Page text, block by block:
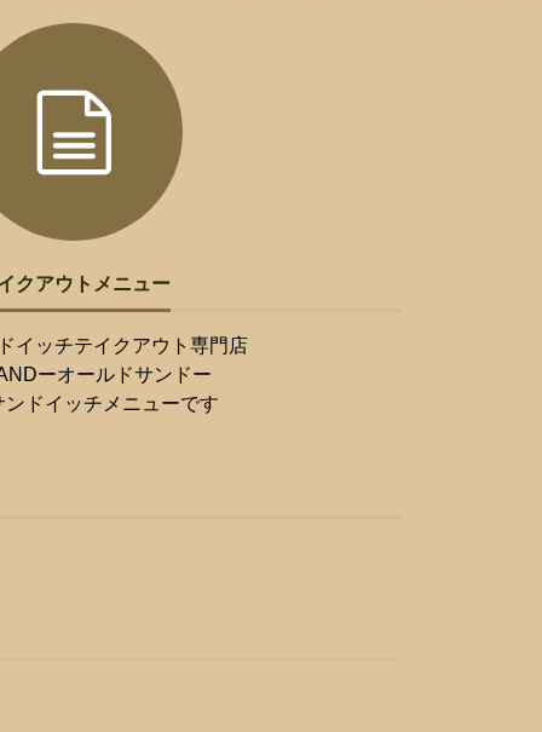
クアウトメニュー
イッチテイクアウト専門店
ーオールドサンドー
ンドイッチメニューです